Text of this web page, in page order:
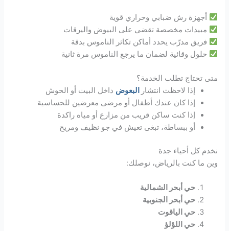
أجهزة رش ضبابي وحراري قوية
مبيدات مخصصة تقضي على البيوض واليرقات
فريق مدرّب يحدد أماكن تكاثر الناموس بدقة
حلول وقائية لضمان ما يرجع الناموس مرة ثانية
متى تحتاج تطلب الخدمة؟
إذا لاحظت انتشار
البعوض داخل البيت أو الحوش
إذا كان عندك أطفال أو مرضى معرضين للحساسية
إذا كنت ساكن قريب من مزارع أو مياه راكدة
أو ببساطة، تبغى تعيش في جو نظيف ومريح
نخدم كل أحياء جدة
وين ما كنت بالرياض، نوصلك:
حي أبحر الشمالية
حي أبحر الجنوبية
حي الياقوت
حي اللؤلؤ